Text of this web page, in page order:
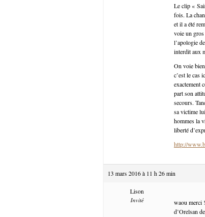
Le clip «
fois. La
et il a été
voie un
l’apologie
interdit aux
On voie
c’est le cas
exactement
part son
secours.
sa victime
hommes la
liberté
http://
13 mars 2016 à 11 h 26 min
Lison
Invité
waou merci
d’Orelsan